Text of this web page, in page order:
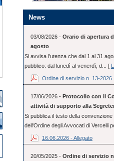
News
03/08/2026 - Orario di apertura
agosto
Si avvisa l'utenza che dal 1 al 31
pubblico: dal lunedì al venerdì, d... [
Ordine di servizio n. 13-2026
17/06/2026 - Protocollo con il
attività di supporto alla
Si pubblica il testo della
dell'Ordine degli Avvocati di Vercelli
16.06.2026 - Allegato
20/05/2025 - Ordine di servizio